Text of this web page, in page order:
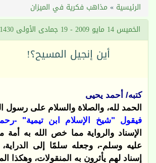
الرئيسية » مذاهب فكرية في الميزان
الخميس 14 مايو 2009 - 19 جمادى الأولى 1430هـ
أين إنجيل المسيح؟!
كتبه/ أحمد يحيى
الحمد لله، والصلاة والسلام على رسول
فيقول "شيخ الإسلام ابن تيمية" -
الإسناد والرواية مما خص الله به
عليه وسلم-، وجعله سلمًا إلى
إسناد لهم يأثرون به المنقولات، وهكذا